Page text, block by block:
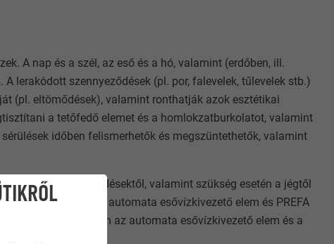
A nap és a szél, az eső és a hó, valamint (erdőben, ill.
lerakódott szennyeződések (pl. por, falevelek, tűlevelek stb.)
(pl. eltömődések), valamint ronthatják azok esztétikai
a tetőfedő elemet és a homlokzatburkolatot, valamint
időben felismerhetők és megszüntethetők, valamint
szennyeződésektől, valamint szükség esetén a jégtől
elem, PREFA automata esővízkivezető elem és PREFA
a téli hónapokban az automata esővízkivezető elem és a